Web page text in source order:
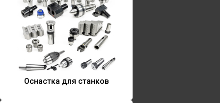
Оснастка для станков